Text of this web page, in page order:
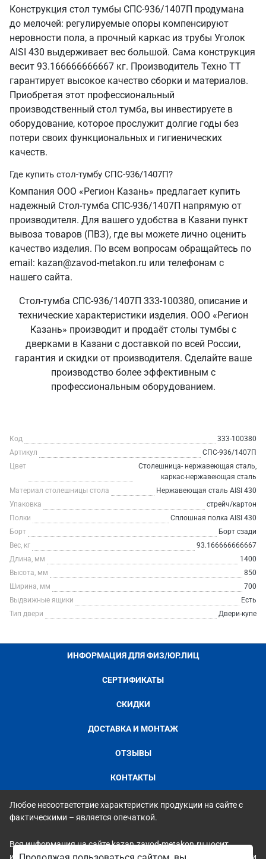
Конструкция стол тумбы СПС-936/1407П продумана
до мелочей: регулируемые опоры компенсируют
неровности пола, а прочный каркас из трубы Уголок
AISI 430 выдерживает вес большой. Сама конструкция
весит 93.166666666667 кг. Производитель Техно ТТ
гарантирует высокое качество сборки и материалов.
Приобретая этот профессиональный
производственный стол тумба, вы инвестируете в
оборудование, которое прослужит долгие годы без
потери своих функциональных и гигиенических
качеств.
Где купить стол-тумбу СПС-936/1407П?
Компания ООО «Регион Казань» предлагает купить
надежный Стол-тумба СПС-936/1407П напрямую от
производителя. Для вашего удобства в Казани пункт
вывоза товаров (ПВЗ), где вы можете лично оценить
качество изделия. По всем вопросам обращайтесь по
email: kazan@zavod-metakon.ru или телефонам с
нашего сайта.
Стол-тумба СПС-936/1407П 333-100380, описание и
технические характеристики изделия. ООО «Регион
Казань» производит и продаёт столы тумбы с
дверками в Казани с доставкой по всей России,
гарантия и скидки от производителя. Сделайте ваше
производство более эффективным с
профессиональным оборудованием.
Код
333-100380
Артикул
СПС-936/1407П
Цвет
Столешница- нержавеющая сталь,
каркас-нержавеющая сталь
Материал столешницы стола
Нержавеющая сталь AISI 430
Упаковка
стрейч/картон
Полки
Сплошная полка AISI 430
Борт
Борт сзади
Вес, кг
93.166666666667
Длина, мм
1400
Высота, мм
850
Ширина, мм
700
Выдвижные ящики
Есть
Тип двери
Двери-купе
ИНФОРМАЦИЯ ДЛЯ ФИЗ/ЮР.ЛИЦ
СЕРТИФИКАТЫ
СКИДКИ
ДОСТАВКА И МОНТАЖ
ОТЗЫВЫ
КОНТАКТЫ
Любое несоответствие характеристик продукции на сайте с
фактическими – является опечаткой.
Вся информация на сайте kazan.zavod-metakon.ru носит
исключительно ознакомительный и справочный характер и ни